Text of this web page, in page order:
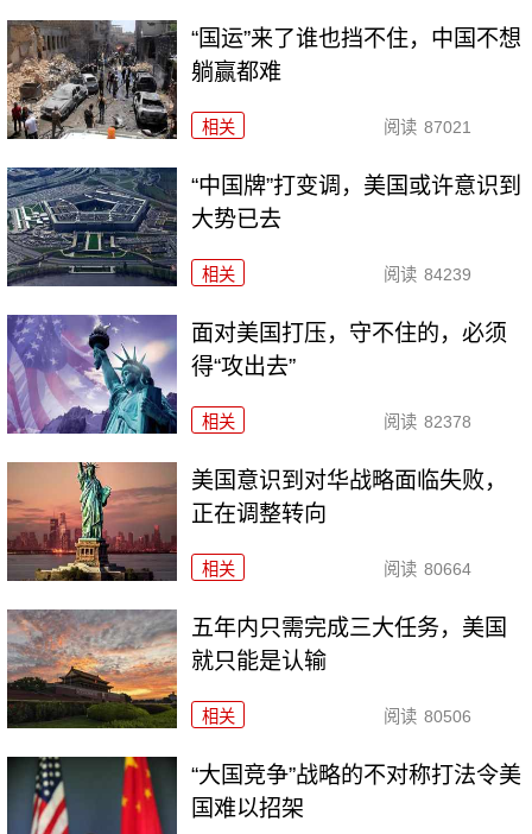
“国运”来了谁也挡不住，中国不想
躺赢都难
相关 阅读 87021
“中国牌”打变调，美国或许意识到
大势已去
相关 阅读 84239
面对美国打压，守不住的，必须
得“攻出去”
相关 阅读 82378
美国意识到对华战略面临失败，
正在调整转向
相关 阅读 80664
五年内只需完成三大任务，美国
就只能是认输
相关 阅读 80506
“大国竞争”战略的不对称打法令美
国难以招架